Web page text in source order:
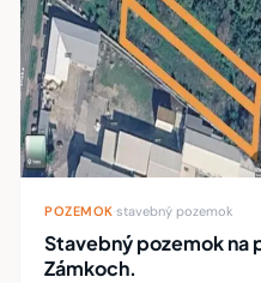
POZEMOK stavebný pozemok
Stavebný pozemok na
Zámkoch.